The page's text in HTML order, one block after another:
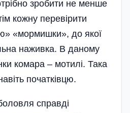
зробити не менше
кожну перевірити
«мормишки», до якої
наживка. В даному
комара – мотилі. Така
почат­ківцю.
справді